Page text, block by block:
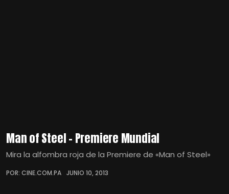
Man of Steel – Premiere Mundial
Mira la alfombra roja de la Premiere de «Man of Steel»
POR: CINE.COM.PA JUNIO 10, 2013